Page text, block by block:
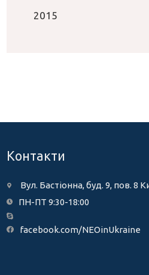
2015
Контакти
Вул. Бастіонна, буд. 9, пов. 8
ПН-ПТ 9:30-18:00
facebook.com/NEOinUkraine